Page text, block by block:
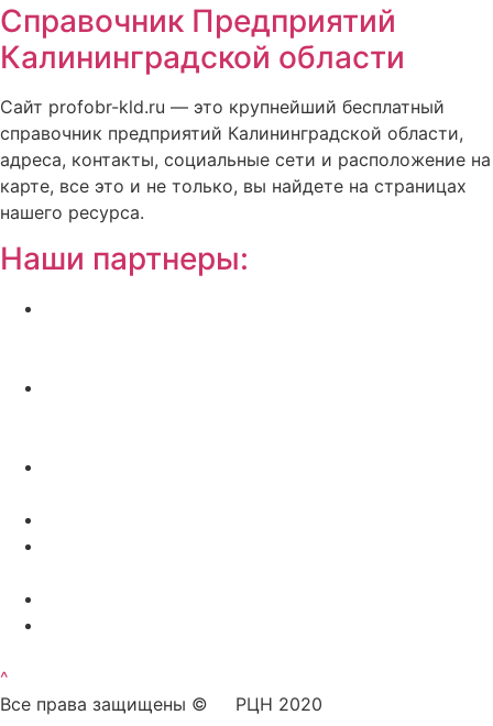
Справочник Предприятий
Калининградской области
Сайт profobr-kld.ru — это крупнейший бесплатный
справочник предприятий Калининградской области,
адреса, контакты, социальные сети и расположение на
карте, все это и не только, вы найдете на страницах
нашего ресурса.
Наши партнеры:
^
Все права защищены © РЦН 2020